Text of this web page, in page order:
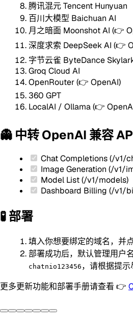
腾讯混元 Tencent Hunyuan
百川大模型 Baichuan AI
月之暗面 Moonshot AI (👉
深度求索 DeepSeek AI (👉
字节云雀 ByteDance
Groq Cloud AI
OpenRouter (👉 OpenAI)
360 GPT
LocalAI / Ollama (👉
👻 中转 OpenAI 兼容
Chat Completions(/v1/
Image Generation (/v1/
Model List(/v1/models)
Dashboard Billing (/v1/
🧪 部署
填入你想要绑定的域名，并
部署成功后，默认管理用户
chatnio123456 ，请根据提示
更多更新功能和部署手册请查看 👉